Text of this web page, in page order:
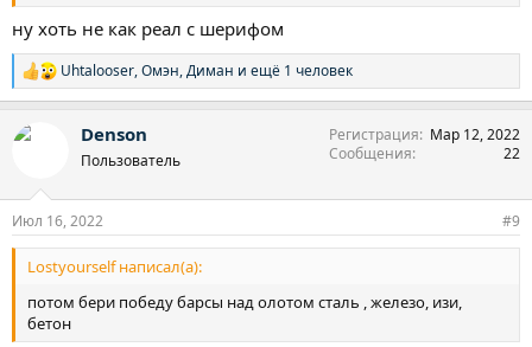
ну хоть не как реал с шерифом
Р
е
к
Uhtalooser,Омэн,Диман и ещё 1 человек
Denson
Пользователь
Регистрация
Мар 12, 2022
Сообщения
22
Июл 16, 2022 #9
Lostyourself написал(а):
потом бери победу барсы над олотом сталь , железо, изи,
бетон